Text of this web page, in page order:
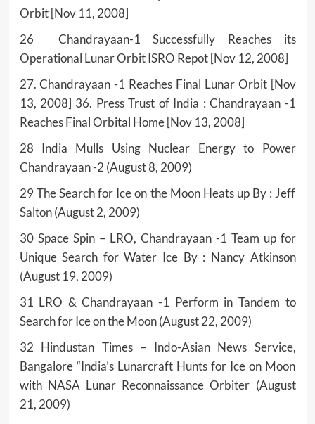
Orbit [Nov 11, 2008]
26 Chandrayaan-1 Successfully Reaches its
Operational Lunar Orbit ISRO Repot [Nov 12, 2008]
27. Chandrayaan -1 Reaches Final Lunar Orbit [Nov
13, 2008] 36. Press Trust of India : Chandrayaan -1
Reaches Final Orbital Home [Nov 13, 2008]
28 India Mulls Using Nuclear Energy to Power
Chandrayaan -2 (August 8, 2009)
29 The Search for Ice on the Moon Heats up By : Jeff
Salton (August 2, 2009)
30 Space Spin – LRO, Chandrayaan -1 Team up for
Unique Search for Water Ice By : Nancy Atkinson
(August 19, 2009)
31 LRO & Chandrayaan -1 Perform in Tandem to
Search for Ice on the Moon (August 22, 2009)
32 Hindustan Times – Indo-Asian News Service,
Bangalore “India’s Lunarcraft Hunts for Ice on Moon
with NASA Lunar Reconnaissance Orbiter (August
21, 2009)